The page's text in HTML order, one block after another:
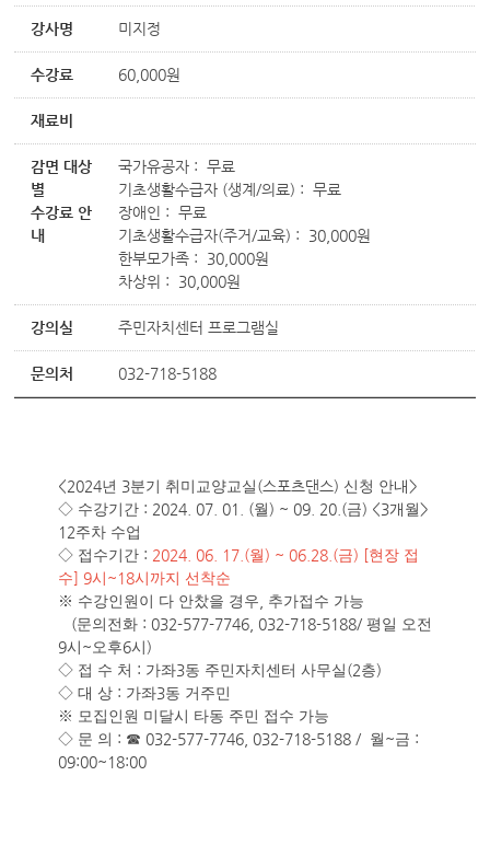
강사명 미지정
수강료 60,000원
재료비
감면 대상
별
수강료 안
내
국가유공자 : 무료
기초생활수급자 (생계/의료) : 무료
장애인 : 무료
기초생활수급자(주거/교육) : 30,000원
한부모가족 : 30,000원
차상위 : 30,000원
강의실 주민자치센터 프로그램실
문의처 032-718-5188
<2024년 3분기 취미교양교실 (스포츠댄스) 신청 안내 >
◇ 수강기간: 2024. 07. 01. (월) ~ 09. 20.(금) <3개월>
12주차 수업
◇ 접수기간: 2024. 06. 17.(월) ~ 06.28.(금) [현장 접
수] 9시 ~18시까지 선착순
※ 수강인원이 다 안찼을 경우 추가접수 가능
(문의전화 : 032-577-7746, 032-718-5188/ 평일 오전
9시 ~오후6시 )
◇ 접 수 처 : 가좌3동 주민자치센터 사무실 (2층)
◇ 대 상: 가좌3동 거주민
※ 모집인원 미달시 타동 주민 접수 가능
◇ 문 의 : ☎ 032-577-7746, 032-718-5188 / 월 ~금 :
09:00~18:00